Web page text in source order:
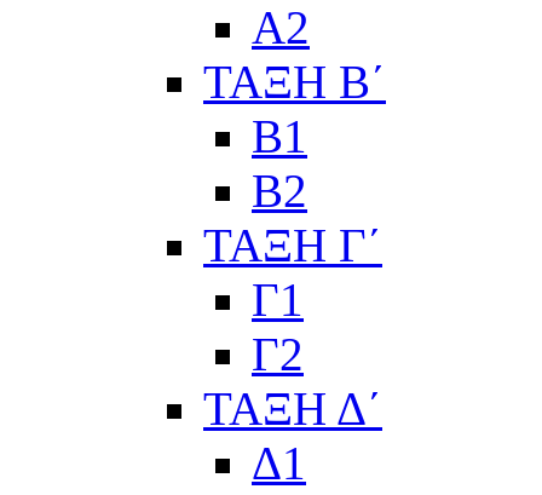
Α2
ΤΑΞΗ Β΄
Β1
Β2
ΤΑΞΗ Γ΄
Γ1
Γ2
ΤΑΞΗ Δ΄
Δ1